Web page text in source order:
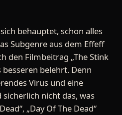
behauptet, schon alles
Subgenre aus dem Effeff
den Filmbeitrag „The Stink
besseren belehrt. Denn
Virus und eine
nicht das, was
„Day Of The Dead“